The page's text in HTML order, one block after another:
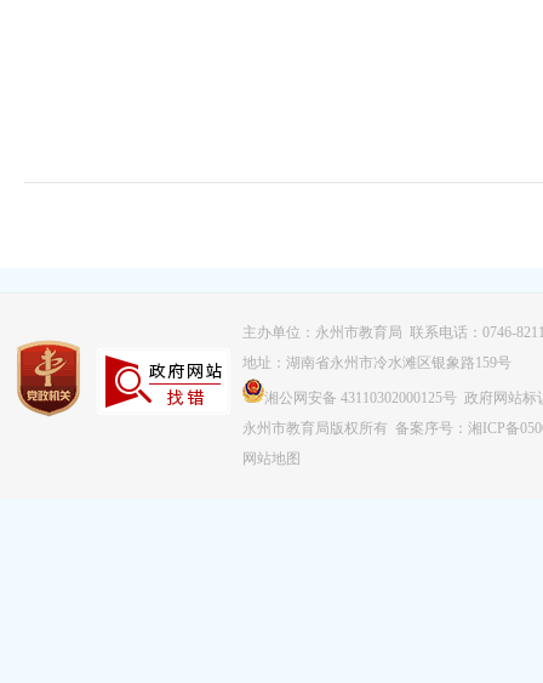
主办单位：永州市教育局 联系电话：0746-
地址：湖南省永州市冷水滩区银象路159号
湘公网安备 43110302000125号 政府网站标
永州市教育局版权所有 备案序号：湘ICP备
网站地图